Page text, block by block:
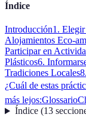
Índice
Introducción1.
Alojamientos Eco-
Participar en
Plásticos6.
Tradiciones Locales
¿Cuál de estas
más lejos:Glossario
Índice(13